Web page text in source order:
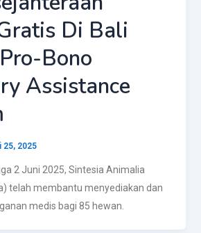
Di Bali
Bono
Assistance
25, 2025
2 Juni 2025, Sintesia Animalia
telah membantu menyediakan dan
medis bagi 85 hewan.